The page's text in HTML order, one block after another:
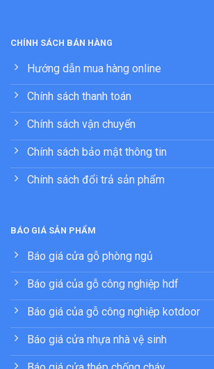
CHÍNH SÁCH BÁN HÀNG
Hướng dẫn mua hàng online
Chính sách thanh toán
Chính sách vận chuyển
Chính sách bảo mật thông tin
Chính sách đổi trả sản phẩm
BÁO GIÁ SẢN PHẨM
Báo giá cửa gỗ phòng ngủ
Báo giá của gỗ công nghiệp hdf
Báo giá của gỗ công nghiệp kotdoor
Báo giá cửa nhựa nhà vệ sinh